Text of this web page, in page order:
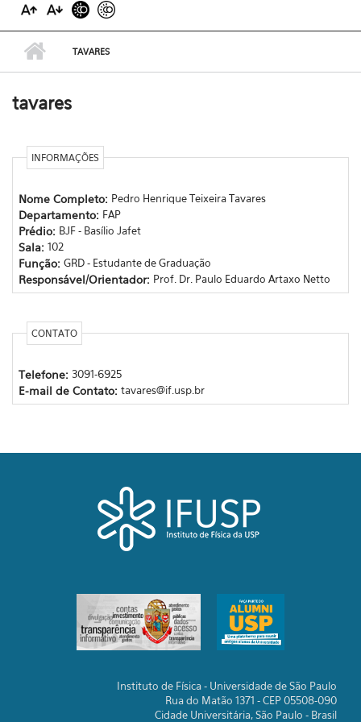
TAVARES
tavares
INFORMAÇÕES
Nome Completo: Pedro Henrique Teixeira Tavares
Departamento: FAP
Prédio: BJF - Basílio Jafet
Sala: 102
Função: GRD - Estudante de Graduação
Responsável/Orientador: Prof. Dr. Paulo Eduardo Artaxo Netto
CONTATO
Telefone: 3091-6925
E-mail de Contato: tavares@if.usp.br
Instituto de Física - Universidade de São Paulo
Rua do Matão 1371 - CEP 05508-090
Cidade Universitária, São Paulo - Brasil